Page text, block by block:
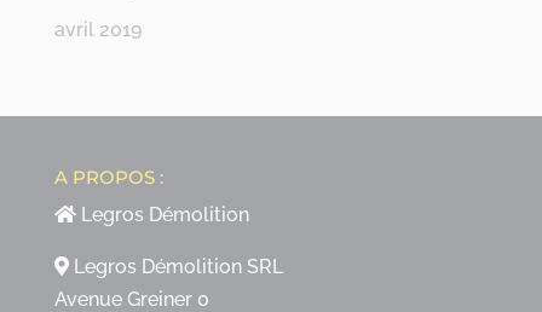
avril 2019
A PROPOS :
Legros Démolition
Legros Démolition SRL
Avenue Greiner 0